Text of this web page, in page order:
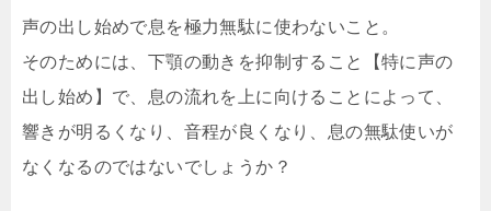
声の出し始めで息を極力無駄に使わないこと。
そのためには、下顎の動きを抑制すること【特に声の
出し始め】で、息の流れを上に向けることによって、
響きが明るくなり、音程が良くなり、息の無駄使いが
なくなるのではないでしょうか？